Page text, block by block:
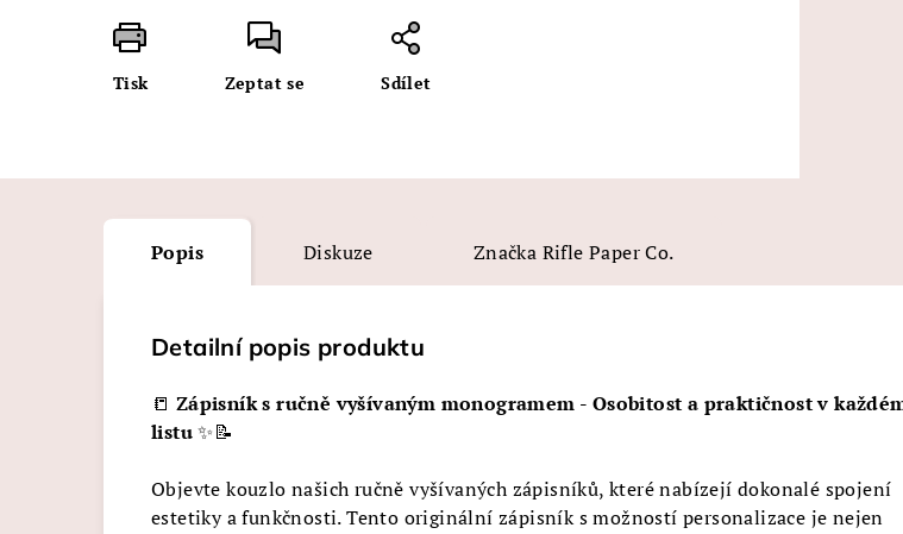
Tisk Zeptat se Sdílet
Popis Diskuze Značka Rifle Paper Co.
Detailní popis produktu
📒 Zápisník s ručně vyšívaným monogramem - Osobitost a praktičnost v
listu✨📝
Objevte kouzlo našich ručně vyšívaných zápisníků, které nabízejí dokonalé spojení
estetiky a funkčnosti. Tento originální zápisník s možností personalizace je nejen